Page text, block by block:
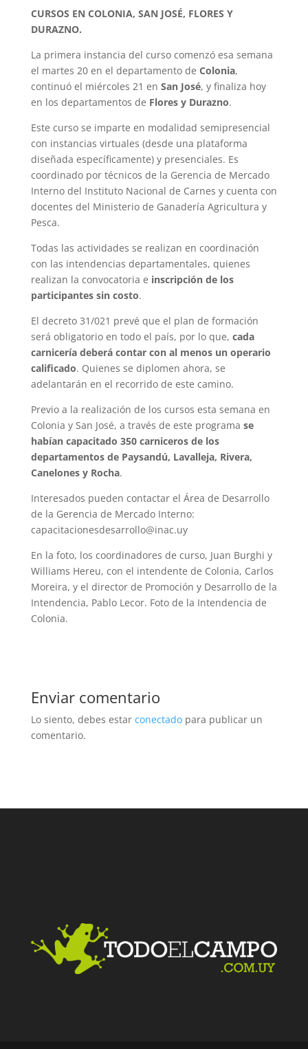
CURSOS EN COLONIA, SAN JOSÉ, FLORES Y
DURAZNO.
La primera instancia del curso comenzó esa semana
el martes 20 en el departamento de Colonia,
continuó el miércoles 21 en San José, y finaliza hoy
en los departamentos de Flores y Durazno.
Este curso se imparte en modalidad semipresencial
con instancias virtuales (desde una plataforma
diseñada específicamente) y presenciales. Es
coordinado por técnicos de la Gerencia de Mercado
Interno del Instituto Nacional de Carnes y cuenta con
docentes del Ministerio de Ganadería Agricultura y
Pesca.
Todas las actividades se realizan en coordinación
con las intendencias departamentales, quienes
realizan la convocatoria e inscripción de los
participantes sin costo.
El decreto 31/021 prevé que el plan de formación
será obligatorio en todo el país, por lo que, cada
carnicería deberá contar con al menos un operario
calificado. Quienes se diplomen ahora, se
adelantarán en el recorrido de este camino.
Previo a la realización de los cursos esta semana en
Colonia y San José, a través de este programa se
habían capacitado 350 carniceros de los
departamentos de Paysandú, Lavalleja, Rivera,
Canelones y Rocha.
Interesados pueden contactar el Área de Desarrollo
de la Gerencia de Mercado Interno:
capacitacionesdesarrollo@inac.uy
En la foto, los coordinadores de curso, Juan Burghi y
Williams Hereu, con el intendente de Colonia, Carlos
Moreira, y el director de Promoción y Desarrollo de la
Intendencia, Pablo Lecor. Foto de la Intendencia de
Colonia.
Enviar comentario
Lo siento, debes estar conectadopara publicar un
comentario.
Facebook